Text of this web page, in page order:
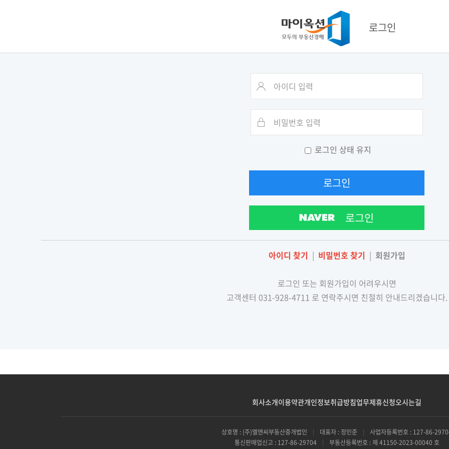
로그인
로그인 상태 유지
로그인
로그인
아이디 찾기 | 비밀번호 찾기 | 회원가입
로그인 또는 회원가입이 어려우시면
고객센터 031-928-4711 로 연락주시면 친절히 안내드리겠습니다.
회사소개이용약관개인정보취급방침업무제휴신청오시는길
상호명 : (주)엘앤씨부동산중개법인 | 대표자 : 정민준 |
사업자등록번호 : 127-86-
통신판매업신고 : 127-86-29704
| 부동산등록번호 : 제 41150-2023-00040 호